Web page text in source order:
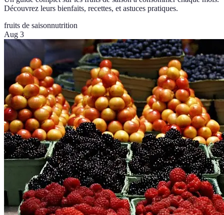
Découvrez leurs bienfaits, recettes, et astuces pratiques.
fruits de saisonnutrition
Aug 3